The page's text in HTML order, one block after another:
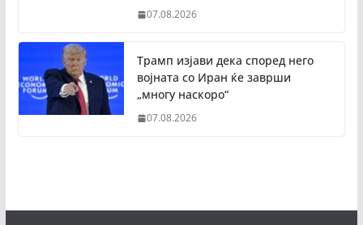
07.08.2026
Трамп изјави дека според него
војната со Иран ќе заврши
„многу наскоро“
07.08.2026